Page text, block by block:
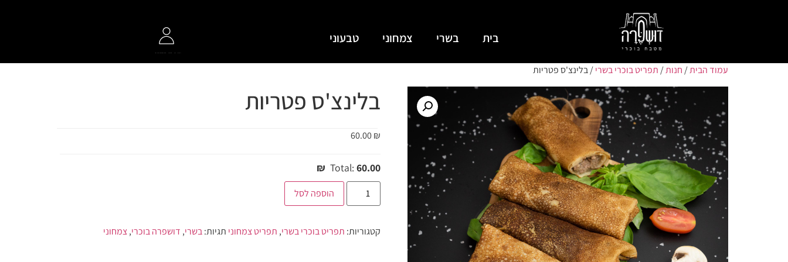
בית בשרי צמחוני טבעוני
עמוד הבית/ חנות/ תפריט בוכרי בשרי/ בלינצ'ס פטריות
בלינצ'ס פטריות
60.00₪
Total:60.00 ₪
הוספה לסל
קטגוריות: תפריט בוכרי בשרי, תפריט צמחוני תגיות:בשרי, דושפרה בוכרי,צמחוני